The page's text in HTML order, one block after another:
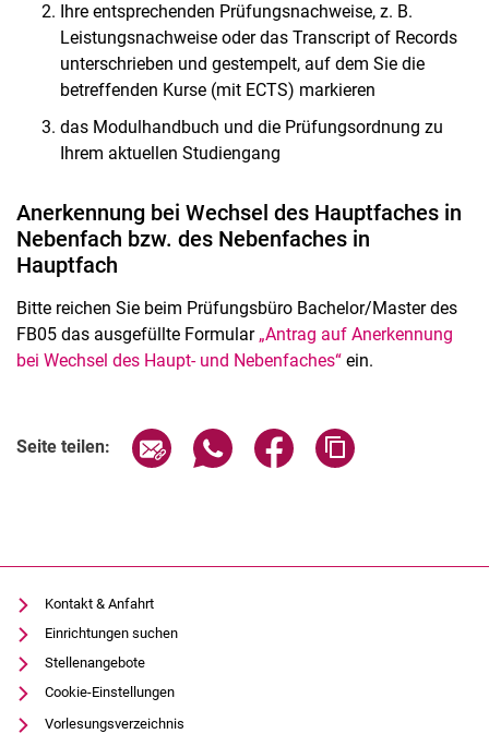
Ihre entsprechenden Prüfungsnachweise, z. B.
Leistungsnachweise oder das Transcript of Records
unterschrieben und gestempelt, auf dem Sie die
betreffenden Kurse (mit ECTS) markieren
das Modulhandbuch und die Prüfungsordnung zu
Ihrem aktuellen Studiengang
Anerkennung bei Wechsel des Hauptfaches in
Nebenfach bzw. des Nebenfaches in
Hauptfach
Bitte reichen Sie beim Prüfungsbüro Bachelor/Master des
FB05 das ausgefüllte Formular „Antrag auf Anerkennung
bei Wechsel des Haupt- und Nebenfaches“ ein.
Seite teilen: Seite über E-Mail teilen
Seite über WhatsApp teilen
Seite über Facebook
Kontakt & Anfahrt
Einrichtungen suchen
Stellenangebote
Cookie-Einstellungen
Vorlesungsverzeichnis